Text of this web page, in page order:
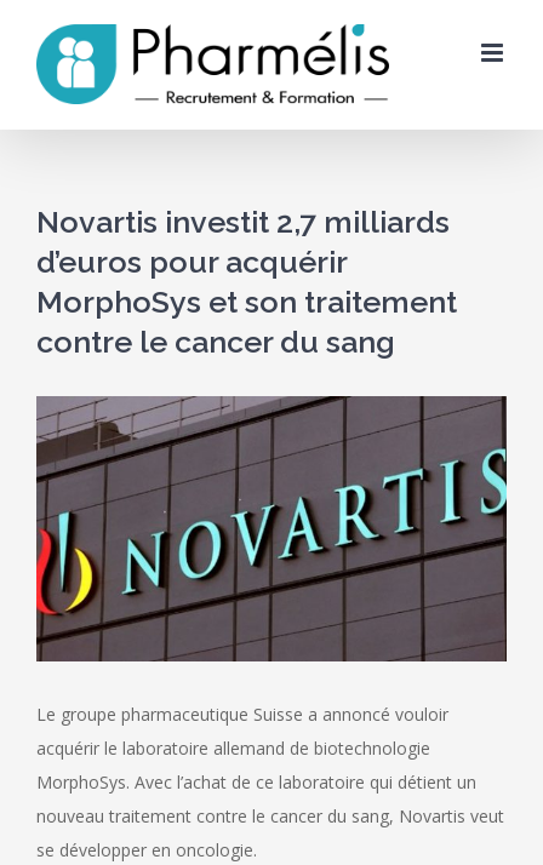
content
Novartis investit 2,7 milliards
d’euros pour acquérir
MorphoSys et son traitement
contre le cancer du sang
Voir
l'image
agrandie
Le groupe pharmaceutique Suisse a annoncé vouloir
acquérir le laboratoire allemand de biotechnologie
MorphoSys. Avec l’achat de ce laboratoire qui détient un
nouveau traitement contre le cancer du sang, Novartis veut
se développer en oncologie.